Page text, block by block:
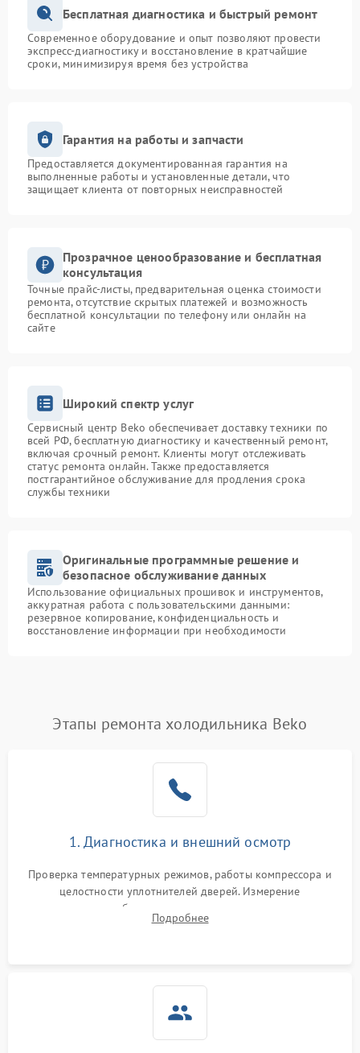
Бесплатная диагностика и быстрый ремонт
Современное оборудование и опыт позволяют провести
экспресс-диагностику и восстановление в кратчайшие
сроки, минимизируя время без устройства
Гарантия на работы и запчасти
Предоставляется документированная гарантия на
выполненные работы и установленные детали, что
защищает клиента от повторных неисправностей
Прозрачное ценообразование и бесплатная
консультация
Точные прайс-листы, предварительная оценка стоимости
ремонта, отсутствие скрытых платежей и возможность
бесплатной консультации по телефону или онлайн на
сайте
Широкий спектр услуг
Сервисный центр Beko обеспечивает доставку техники по
всей РФ, бесплатную диагностику и качественный ремонт,
включая срочный ремонт. Клиенты могут отслеживать
статус ремонта онлайн. Также предоставляется
постгарантийное обслуживание для продления срока
службы техники
Оригинальные программные решение и
безопасное обслуживание данных
Использование официальных прошивок и инструментов,
аккуратная работа с пользовательскими данными:
резервное копирование, конфиденциальность и
восстановление информации при необходимости
Этапы ремонта холодильника Beko
1. Диагностика и внешний осмотр
Проверка температурных режимов, работы компрессора и
целостности уплотнителей дверей. Измерение
сопротивления обмоток мотора, проверка термостата и
считывание кодов ошибок с электронного дисплея.
Подробнее